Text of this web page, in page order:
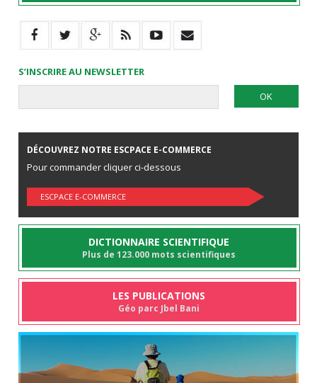
S’INSCRIRE AU NEWSLETTER
DÉCOUVREZ NOTRE ESCPACE E-COMMERCE
Pour commander cliquer ci-dessous
ESCPACE E-COMMERCE
DICTIONNAIRE SCIENTIFIQUE
Plus de 123.000 mots scientifiques
LES PUBLICATIONS
Géo parc Jbel Bani